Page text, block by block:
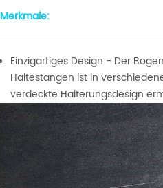
Merkmale:
Einzigartiges Design - Der
Haltestangen ist in
verdeckte Halterungsdesign